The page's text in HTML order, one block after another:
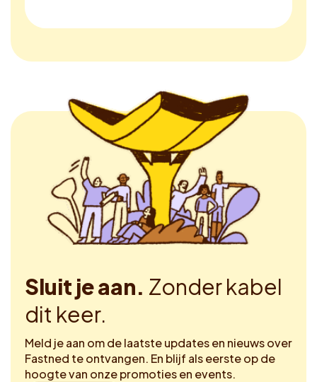
Sluit je aan. Zonder kabel
dit keer.
Meld je aan om de laatste updates en nieuws over
Fastned te ontvangen. En blijf als eerste op de
hoogte van onze promoties en events.